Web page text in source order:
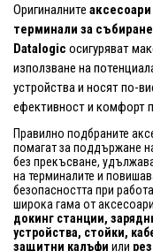
Оригиналните аксесоари
терминали за
Datalogic осигуряват
използване на
устройства и носят по-
ефективност и комфорт
Правилно подбраните
помагат за поддържане
без прекъсване,
на терминалите и
безопасността при
широка гама от
докинг станции,
устройства, стойки,
защитни калъфи или